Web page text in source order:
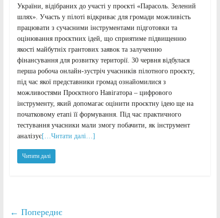
України, відібраних до участі у проєкті «Парасоль. Зелений
шлях». Участь у пілоті відкриває для громади можливість
працювати з сучасними інструментами підготовки та
оцінювання проєктних ідей, що сприятиме підвищенню
якості майбутніх грантових заявок та залученню
фінансування для розвитку території. 30 червня відбулася
перша робоча онлайн-зустріч учасників пілотного проєкту,
під час якої представники громад ознайомилися з
можливостями Проєктного Навігатора – цифрового
інструменту, який допомагає оцінити проєктну ідею ще на
початковому етапі її формування. Під час практичного
тестування учасники мали змогу побачити, як інструмент
аналізує[…Читати далі…]
Читати далі
← Попереднє